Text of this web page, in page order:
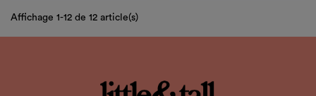
Affichage 1-12 de 12 article(s)